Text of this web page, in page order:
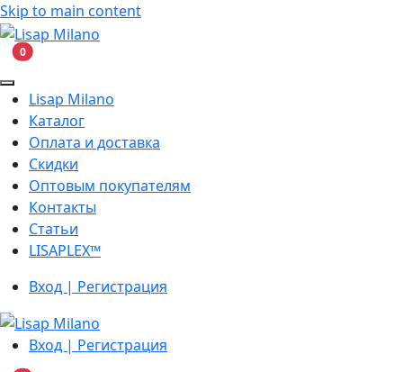
Skip to main content
0В корзину
Lisap Milano
Каталог
Оплата и доставка
Скидки
Оптовым покупателям
Контакты
Статьи
LISAPLEX™
Вход | Регистрация
Вход | Регистрация